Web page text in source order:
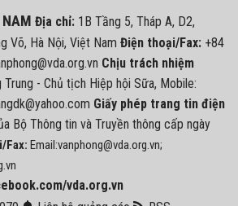
NAM Địa chỉ: 1B Tầng 5, Tháp A, D2,
Võ, Hà Nội, Việt Nam Điện thoại/Fax: +84
Chịu trách nhiệm
Trung - Chủ tịch Hiệp hội Sữa, Mobile:
Giấy phép trang tin điện
Bộ Thông tin và Truyền thông cấp ngày
Fax: Email:vanphong@vda.org.vn;
vda.org.vn